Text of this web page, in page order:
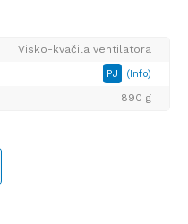
Visko-kvačila ventilatora
PJ (Info)
890 g